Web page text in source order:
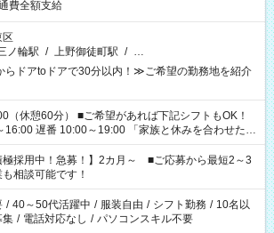
費全額支給
区
ノ輪駅 / 上野御徒町駅 / …
ドアtoドアで30分以内！≫ご希望の勤務地を紹介
ご希望があれば下記シフトもOK！
番 10:00～19:00 「家族と休みを合わせた
を持って夕飯の準備がしたい」 「できれば残業はし
ど、ご希望を教えてくださいね。 ※Wワーク希望
覧のお仕事で希望する勤務時間と、もう1つのお仕事
合計で週40時間を超える場合は応募できません。
極採用中！急募！】2カ月～ ■ご応募から最短2～3
相談可能です！
/ 40～50代活躍中 / 服装自由 / シフト勤務 / 10名以
集 / 電話対応なし / パソコンスキル不要